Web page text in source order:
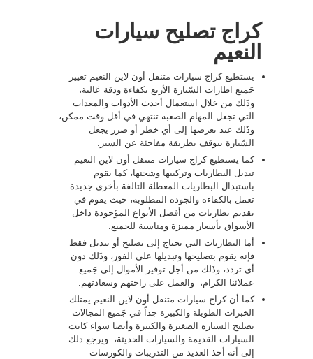
كراج تصليح سيارات
النعيم
يستطيع كراج سيارات متنقل أون لاين النعيم تغيير
جَميع اطارات السّيارة الأربع بكفاءة ودقة عَالية،
وذَلك من خلال استعمال أحدث الأدوات والمعدات
التي تجعل المهام الصعبة تنتهي في أقل وقت ممكن،
وذَلك عند تعرضها إلى أي خطر أو ضرر يجعل
السّيارة تتوقف بطريقة مفاجئة عن السير.
كما يستطيع كراج سيارات متنقل أون لاين النعيم
تبديل البطاريات وتركيبها وشحنها، كما يقوم
باستبدال البطاريات المعطلة التالفة بأخرى جديدة
تعمل بالكفاءة والجودة المطلوبة، حيث يقوم في
تقديم بطاريات من أفضل الأنواع الموْجودة داخل
الأسواق بأسعار مميزة ومناسبة للجميع.
أما البطاريات التي تحتاج إلى تصليح أو تبديل فقط
فإنه يقوم بتصليحها وتبديلها على الفور، وذَلك دون
أي تردد، وذَلك من أجل توفير الأموال إلى جَميع
عملائنا الكرام، والعمل على راحتهم وسعادتهم.
كما أن كراج سيارات متنقل أون لاين النعيم يمتلك
الخبرات الطويلة والكبيرة جداً في جَميع المجالات
تصليح السياره الصغيرة والكبيرة وأيضا سواء كانت
السيارات القديمة والسيارات الحديثة، ويرجع ذلك
إلى أنه أخذ العديد من التدريبات والكورسات